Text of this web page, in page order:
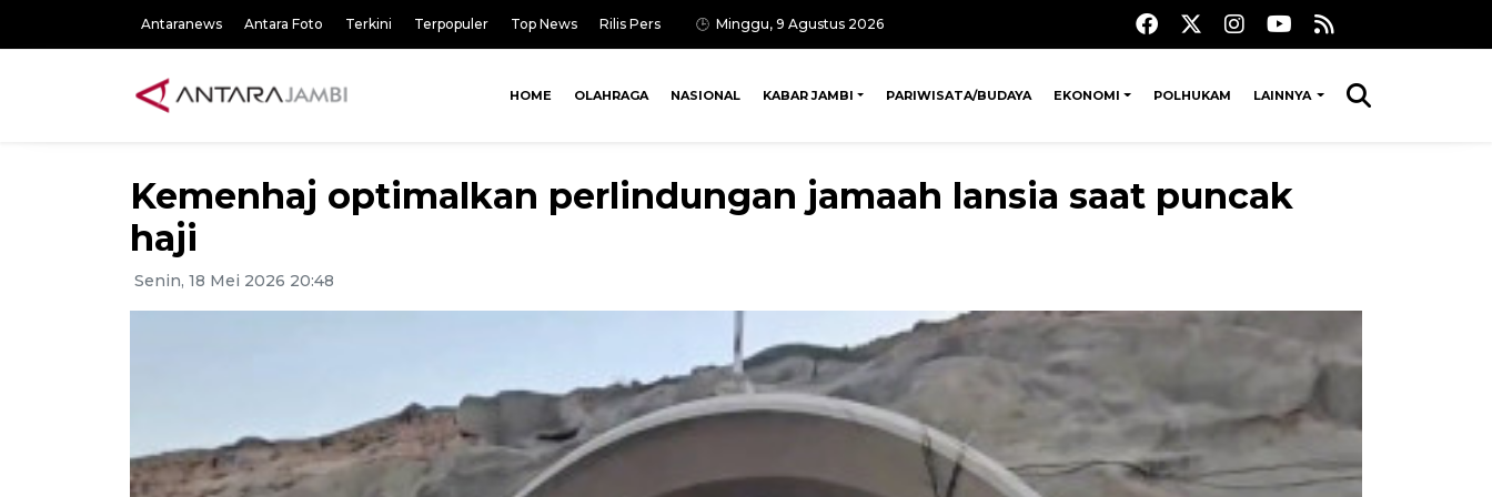
Antaranews Antara Foto Terkini Terpopuler Top News Rilis Pers Minggu, 9 Agustus 2026
HOME OLAHRAGA NASIONAL KABAR JAMBI PARIWISATA/BUDAYA EKONOMI POLHUKAM LAINNYA
Kemenhaj optimalkan perlindungan jamaah lansia saat puncak
haji
Senin, 18 Mei 2026 20:48